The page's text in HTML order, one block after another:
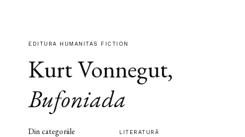
EDITURA HUMANITAS FICTION
Kurt Vonnegut,
Bufoniada
Din categoriile LITERATURĂ